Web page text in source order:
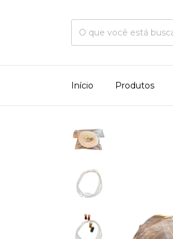
Início Produtos